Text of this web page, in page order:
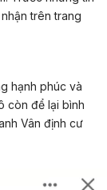
trên trang
hạnh phúc và
còn để lại bình
Vân định cư